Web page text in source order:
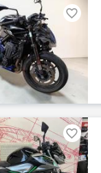

